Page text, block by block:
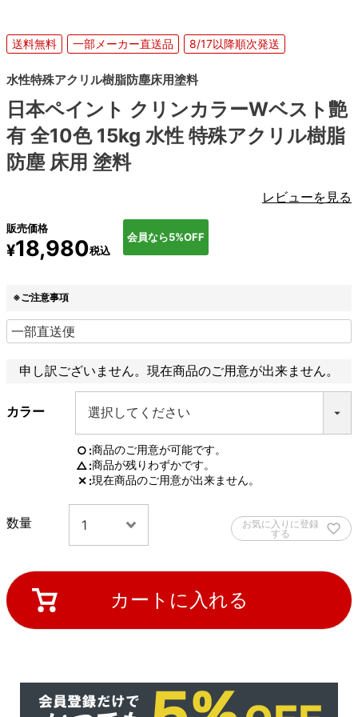
送料無料 一部メーカー直送品 8/17以降順次発送
水性特殊アクリル樹脂防塵床用塗料
日本ペイント クリンカラーWベスト艶
有 全10色 15kg 水性 特殊アクリル樹脂
防塵 床用 塗料
レビューを見る
販売価格
¥18,980税込
会員なら5%OFF
※ご注意事項
申し訳ございません。現在商品のご用意が出来ません。
カラー
○ 商品のご用意が可能です。
△ 商品が残りわずかです。
✕ 現在商品のご用意が出来ません。
お気に入りに登録
する
カートに入れる